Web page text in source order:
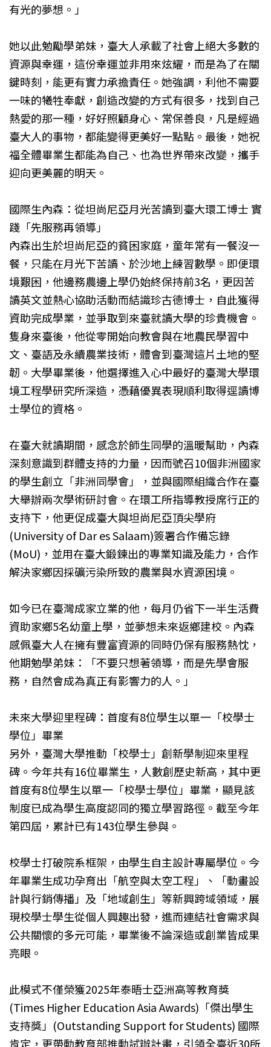
有光的夢想。」
她以此勉勵學弟妹，臺大人承載了社會上絕大多數的
資源與幸運，這份幸運並非用來炫耀，而是為了在關
鍵時刻，能更有實力承擔責任。她強調，利他不需要
一味的犧牲奉獻，創造改變的方式有很多，找到自己
熱愛的那一種，好好照顧身心、常保善良，凡是經過
臺大人的事物，都能變得更美好一點點。最後，她祝
福全體畢業生都能為自己、也為世界帶來改變，攜手
迎向更美麗的明天。
國際生內森：從坦尚尼亞月光苦讀到臺大環工博士 實
踐「先服務再領導」
內森出生於坦尚尼亞的貧困家庭，童年常有一餐沒一
餐，只能在月光下苦讀、於沙地上練習數學。即便環
境艱困，他邊務農邊上學仍始終保持前3名，更因苦
讀英文並熱心協助活動而結識珍古德博士，自此獲得
資助完成學業，並爭取到來臺就讀大學的珍貴機會。
隻身來臺後，他從零開始向教會與在地農民學習中
文、臺語及永續農業技術，體會到臺灣這片土地的堅
韌。大學畢業後，他選擇進入心中最好的臺灣大學環
境工程學研究所深造，憑藉優異表現順利取得逕讀博
士學位的資格。
在臺大就讀期間，感念於師生同學的溫暖幫助，內森
深刻意識到群體支持的力量，因而號召10個非洲國家
的學生創立「非洲同學會」，並與國際組織合作在臺
大舉辦兩次學術研討會。在環工所指導教授席行正的
支持下，他更促成臺大與坦尚尼亞頂尖學府
(University of Dar es Salaam)簽署合作備忘錄
(MoU)，並用在臺大鍛鍊出的專業知識及能力，合作
解決家鄉因採礦污染所致的農業與水資源困境。
如今已在臺灣成家立業的他，每月仍省下一半生活費
資助家鄉5名幼童上學，並夢想未來返鄉建校。內森
感佩臺大人在擁有豐富資源的同時仍保有服務熱忱，
他期勉學弟妹：「不要只想著領導，而是先學會服
務，自然會成為真正有影響力的人。」
未來大學迎里程碑：首度有8位學生以單一「校學士
學位」畢業
另外，臺灣大學推動「校學士」創新學制迎來里程
碑。今年共有16位畢業生，人數創歷史新高，其中更
首度有8位學生以單一「校學士學位」畢業，顯見該
制度已成為學生高度認同的獨立學習路徑。截至今年
第四屆，累計已有143位學生參與。
校學士打破院系框架，由學生自主設計專屬學位。今
年畢業生成功孕育出「航空與太空工程」、「動畫設
計與行銷傳播」及「地域創生」等新興跨域領域，展
現校學士學生從個人興趣出發，進而連結社會需求與
公共關懷的多元可能，畢業後不論深造或創業皆成果
亮眼。
此模式不僅榮獲2025年泰晤士亞洲高等教育獎
(Times Higher Education Asia Awards)「傑出學生
支持獎」(Outstanding Support for Students) 國際
肯定，更帶動教育部推動試辦計畫，引領全臺近30所